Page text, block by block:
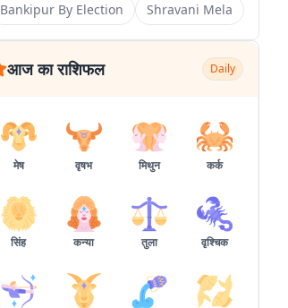
Bankipur By Election
Shravani Mela
आज का राशिफल Daily
मेष वृषभ मिथुन कर्क
सिंह कन्या तुला वृश्चिक